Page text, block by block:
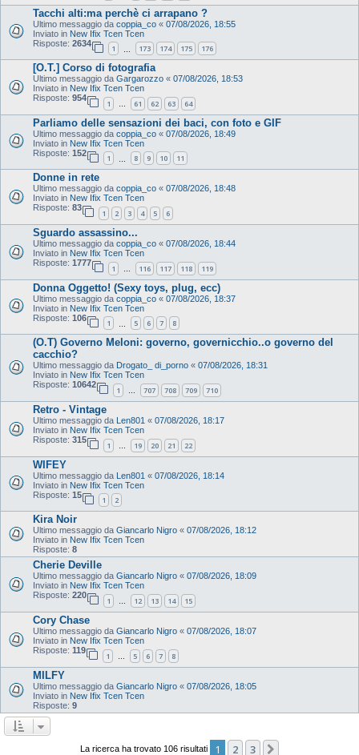
Tacchi alti:ma perchè ci arrapano ?
Ultimo messaggio da coppia_co « 07/08/2026, 18:55
Inviato in New Ifix Tcen Tcen
Risposte: 2634
1 173 174 175 176
[O.T.] Corso di fotografia
Ultimo messaggio da Gargarozzo « 07/08/2026, 18:53
Inviato in New Ifix Tcen Tcen
Risposte: 954
1 … 61 62 63 64
Parliamo delle sensazioni dei baci, con foto e GIF
Ultimo messaggio da coppia_co « 07/08/2026, 18:49
Inviato in New Ifix Tcen Tcen
Risposte: 152
1 8 9 10 11
Donne in rete
Ultimo messaggio da coppia_co « 07/08/2026, 18:48
Inviato in New Ifix Tcen Tcen
Risposte: 83
1 2 3 4 5 6
Sguardo assassino...
Ultimo messaggio da coppia_co « 07/08/2026, 18:44
Inviato in New Ifix Tcen Tcen
Risposte: 1777
1 … 116 117 118 119
Donna Oggetto! (Sexy toys, plug, ecc)
Ultimo messaggio da coppia_co « 07/08/2026, 18:37
Inviato in New Ifix Tcen Tcen
Risposte: 106
1 5 6 7 8
(O.T) Governo Meloni: governo, governicchio..o governo del
cacchio?
Ultimo messaggio da Drogato_ di_porno « 07/08/2026, 18:31
Inviato in New Ifix Tcen Tcen
Risposte: 10642
1 … 707 708 709 710
Retro - Vintage
Ultimo messaggio da Len801 « 07/08/2026, 18:17
Inviato in New Ifix Tcen Tcen
Risposte: 315
1 … 19 20 21 22
WIFEY
Ultimo messaggio da Len801 « 07/08/2026, 18:14
Inviato in New Ifix Tcen Tcen
Risposte: 15
1 2
Kira Noir
Ultimo messaggio da Giancarlo Nigro « 07/08/2026, 18:12
Inviato in New Ifix Tcen Tcen
Risposte: 8
Cherie Deville
Ultimo messaggio da Giancarlo Nigro « 07/08/2026, 18:09
Inviato in New Ifix Tcen Tcen
Risposte: 220
1 … 12 13 14 15
Cory Chase
Ultimo messaggio da Giancarlo Nigro « 07/08/2026, 18:07
Inviato in New Ifix Tcen Tcen
Risposte: 119
1 … 5 6 7 8
MILFY
Ultimo messaggio da Giancarlo Nigro « 07/08/2026, 18:05
Inviato in New Ifix Tcen Tcen
Risposte: 9
La ricerca ha trovato 106 risultati 1 2 3